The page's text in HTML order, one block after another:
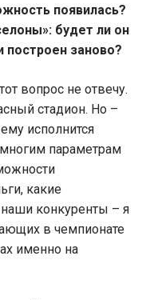
появилась?
будет ли он
построен заново?
вопрос не отвечу.
стадион. Но –
исполнится
параметрам
какие
конкуренты – я
в чемпионате
именно на